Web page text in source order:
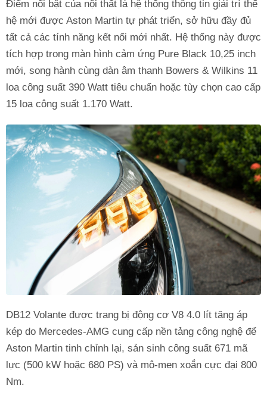
Điểm nổi bật của nội thất là hệ thống thông tin giải trí thế
hệ mới được Aston Martin tự phát triển, sở hữu đầy đủ
tất cả các tính năng kết nối mới nhất. Hệ thống này được
tích hợp trong màn hình cảm ứng Pure Black 10,25 inch
mới, song hành cùng dàn âm thanh Bowers & Wilkins 11
loa công suất 390 Watt tiêu chuẩn hoặc tùy chọn cao cấp
15 loa công suất 1.170 Watt.
DB12 Volante được trang bị động cơ V8 4.0 lít tăng áp
kép do Mercedes-AMG cung cấp nền tảng công nghệ để
Aston Martin tinh chỉnh lại, sản sinh công suất 671 mã
lực (500 kW hoặc 680 PS) và mô-men xoắn cực đại 800
Nm.